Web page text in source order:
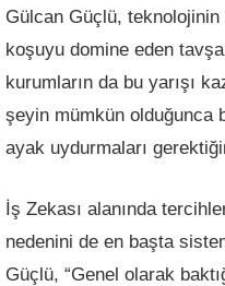
Gülcan Güçlü,
koşuyu domine eden
kurumların da bu yarışı
şeyin mümkün olduğunca
ayak uydurmaları
İş Zekası alanında
nedenini de en başta
Güçlü, “Genel olarak